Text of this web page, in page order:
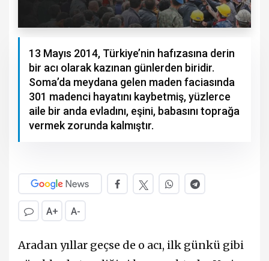
13 Mayıs 2014, Türkiye’nin hafızasına derin
bir acı olarak kazınan günlerden biridir.
Soma’da meydana gelen maden faciasında
301 madenci hayatını kaybetmiş, yüzlerce
aile bir anda evladını, eşini, babasını toprağa
vermek zorunda kalmıştır.
A+ A-
Aradan yıllar geçse de o acı, ilk günkü gibi